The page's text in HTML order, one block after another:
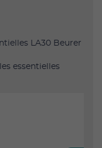
LA30 Beurer
essentielles